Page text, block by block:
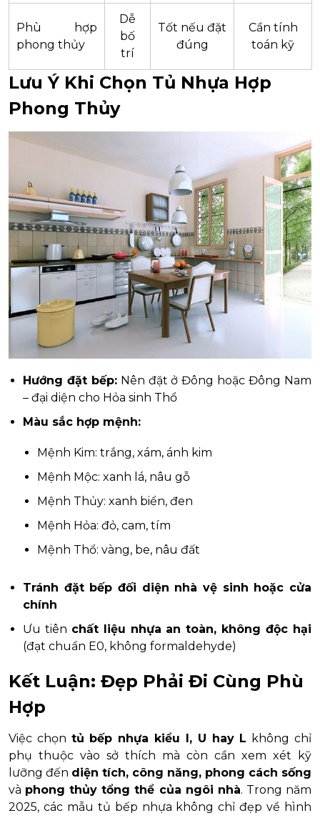
Phù hợp
phong thủy
Dễ
bố
trí
Tốt nếu đặt
đúng
Cần tính
toán kỹ
Lưu Ý Khi Chọn Tủ Nhựa Hợp
Phong Thủy
Hướng đặt bếp:Nên đặt ở Đông hoặc Đông Nam
– đại diện cho Hỏa sinh Thổ
Màu sắc hợp mệnh:
Mệnh Kim: trắng, xám, ánh kim
Mệnh Mộc: xanh lá, nâu gỗ
Mệnh Thủy: xanh biển, đen
Mệnh Hỏa: đỏ, cam, tím
Mệnh Thổ: vàng, be, nâu đất
Tránh đặt bếp đối diện nhà vệ sinh hoặc cửa
chính
Ưu tiên chất liệu nhựa an toàn, không độc hại
(đạt chuẩn E0, không formaldehyde)
Kết Luận: Đẹp Phải Đi Cùng Phù
Hợp
Việc chọn tủ bếp nhựa kiểu I, U hay L không chỉ
phụ thuộc vào sở thích mà còn cần xem xét kỹ
lưỡng đến diện tích, công năng, phong cách sống
và phong thủy tổng thể của ngôi nhà. Trong năm
2025, các mẫu tủ bếp nhựa không chỉ đẹp về hình